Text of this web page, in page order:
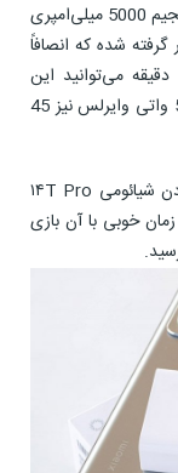
همان طور که پیش‌بینی می‌شد باز هم یک باتری حجیم 5000 میلی‌امپری
گوشی بکار گرفته شده که انصافاً
هیچ ایرادی به آن وارد نیست. شما تنها در 19 دقیقه می‌توانید این
گوشی را فول شارژ کنید. همچنین با فست شارژ 50 واتی وایرلس نیز 45
البته فراموش نکنید که حتی با 15 دقیقه شارژ کردن شیائومی ۱۴T Pro
و مدت زمان خوبی با آن بازی